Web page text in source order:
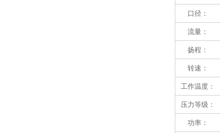
口径：
流量：
扬程：
转速：
工作温度：
压力等级：
功率：